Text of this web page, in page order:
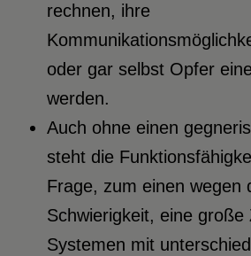
rechnen, ihre
oder gar selbst Opfer
werden.
Auch ohne einen
steht die
Frage, zum einen wegen
Schwierigkeit, eine große
Systemen mit